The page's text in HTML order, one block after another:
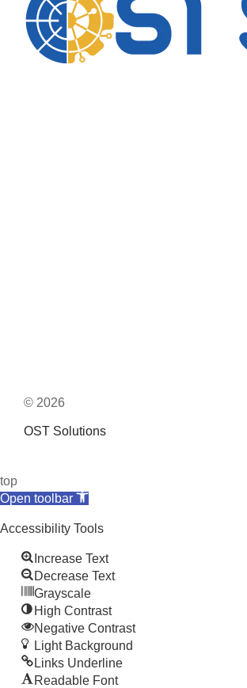
© 2026
OST Solutions
top
Open toolbar
Accessibility Tools
Increase Text
Decrease Text
Grayscale
High Contrast
Negative Contrast
Light Background
Links Underline
Readable Font